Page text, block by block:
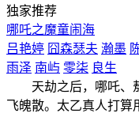
独家推荐
哪吒之魔童闹海
吕艳婷 囧森瑟夫 瀚墨
雨泽 南屿 零柒 良生
天劫之后，哪吒、敖
飞魄散。太乙真人打算